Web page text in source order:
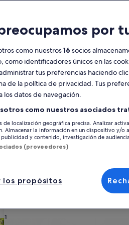
Tus
actuales
son
August
de
2026
y
de
2026.
lun.lunesmar.martes
mié.miércoles
jue.jueves
vie.viernes
sáb.
3 4 5 6 7 8
10 11 12 13
22
29
31
explora los alquileres de
con tus amigos o incluso con
que quieras: aquí
tu estilo
por
como nuestros16 socios
como identificadores únicos en las
tus preferencias haciendo
de la política de privacidad. Tus
los datos de navegación.
como nuestros asociados
de localización geográfica precisa. Analizar
Almacenar la información en un dispositivo y/o
y contenido, investigación de
(proveedores)
los propósitos